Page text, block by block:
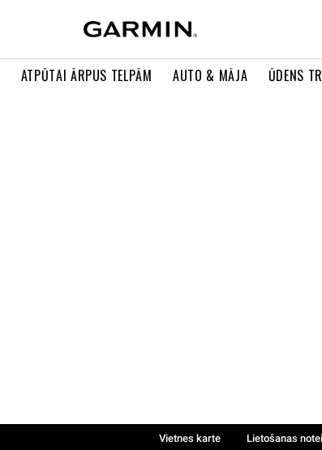
ATPŪTAI ĀRPUS TELPĀM AUTO & MĀJA ŪDENS
Vietnes karte Lietošanas